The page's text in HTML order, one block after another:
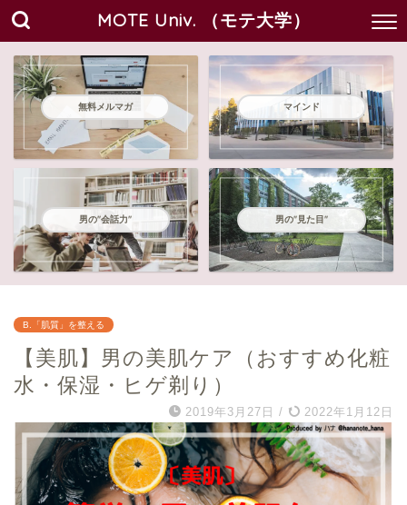
MOTE Univ. （モテ大学）
無料メルマガ マインド
男の"会話力" 男の"見た目"
B.「肌質」を整える
【美肌】男の美肌ケア（おすすめ化粧
水・保湿・ヒゲ剃り）
2019年3月27日 / 2022年1月12日